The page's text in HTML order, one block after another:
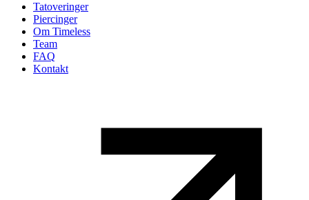
Tatoveringer
Piercinger
Om Timeless
Team
FAQ
Kontakt